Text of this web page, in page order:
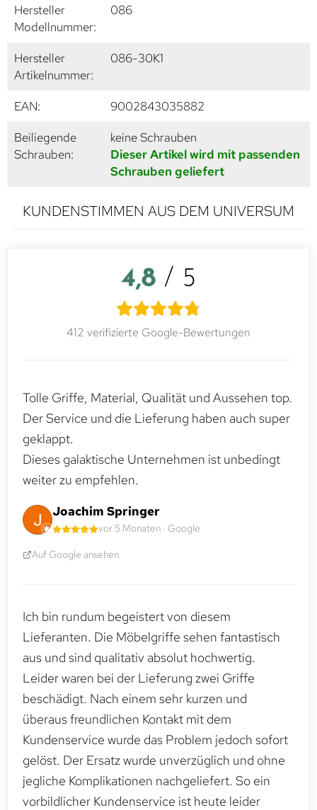
Hersteller
Modellnummer:
086
Hersteller
Artikelnummer:
086-30K1
EAN:
9002843035882
Beiliegende
Schrauben:
keine Schrauben
Dieser Artikel wird mit passenden
Schrauben geliefert
KUNDENSTIMMEN AUS DEM UNIVERSUM
4,8 / 5
412 verifizierte Google-Bewertungen
Tolle Griffe, Material, Qualität und Aussehen top.
Der Service und die Lieferung haben auch super
geklappt.
Dieses galaktische Unternehmen ist unbedingt
weiter zu empfehlen.
Joachim Springer
vor 5 Monaten · Google
Auf Google ansehen
Ich bin rundum begeistert von diesem
Lieferanten. Die Möbelgriffe sehen fantastisch
aus und sind qualitativ absolut hochwertig.
Leider waren bei der Lieferung zwei Griffe
beschädigt. Nach einem sehr kurzen und
überaus freundlichen Kontakt mit dem
Kundenservice wurde das Problem jedoch sofort
gelöst. Der Ersatz wurde unverzüglich und ohne
jegliche Komplikationen nachgeliefert. So ein
vorbildlicher Kundenservice ist heute leider